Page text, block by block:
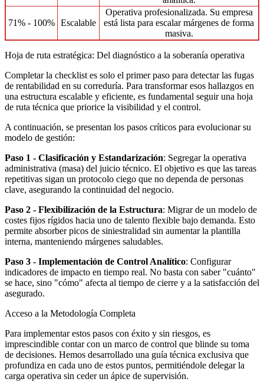
71% - 100% Escalable
Operativa profesionalizada. Su empresa
está lista para escalar márgenes de forma
masiva.
Hoja de ruta estratégica: Del diagnóstico a la soberanía operativa
Completar la checklist es solo el primer paso para detectar las fugas
de rentabilidad en su correduría. Para transformar esos hallazgos en
una estructura escalable y eficiente, es fundamental seguir una hoja
de ruta técnica que priorice la visibilidad y el control.
A continuación, se presentan los pasos críticos para evolucionar su
modelo de gestión:
Paso 1 - Clasificación y Estandarización: Segregar la operativa
administrativa (masa) del juicio técnico. El objetivo es que las tareas
repetitivas sigan un protocolo ciego que no dependa de personas
clave, asegurando la continuidad del negocio.
Paso 2 - Flexibilización de la Estructura: Migrar de un modelo de
costes fijos rígidos hacia uno de talento flexible bajo demanda. Esto
permite absorber picos de siniestralidad sin aumentar la plantilla
interna, manteniendo márgenes saludables.
Paso 3 - Implementación de Control Analítico: Configurar
indicadores de impacto en tiempo real. No basta con saber "cuánto"
se hace, sino "cómo" afecta al tiempo de cierre y a la satisfacción del
asegurado.
Acceso a la Metodología Completa
Para implementar estos pasos con éxito y sin riesgos, es
imprescindible contar con un marco de control que blinde su toma
de decisiones. Hemos desarrollado una guía técnica exclusiva que
profundiza en cada uno de estos puntos, permitiéndole delegar la
carga operativa sin ceder un ápice de supervisión.